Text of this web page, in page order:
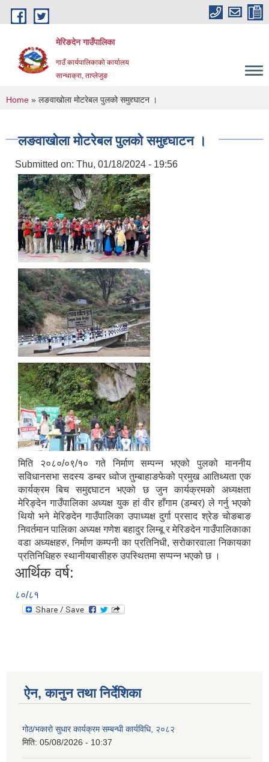
Skip to main content
मेरिङदेन गाउँपालिका
गाउँ कार्यपालिकाको कार्यालय
सान्थाक्रा, ताप्लेजुङ
You are here
Home » लङवाखोला मोटरेबल पुलको समुद्द्घाटन ।
लङवाखोला मोटरेबल पुलको समुद्द्घाटन ।
Submitted on: Thu, 01/18/2024 - 19:56
मिति २०८०/०९/१० गते निर्माण सम्पन्न भएको पुलको माननीय
सविधानसभा सदस्य डम्बर ध्वोज तुम्बाहाङफेको प्रमुख आतिथ्यता एक
कार्यक्रम बिच समुद्दघाटन भएको छ जुन कार्यक्रमको अध्यक्षता
मेरिङ्देन गाउँपालिका अध्यक्ष युक हां वीर हाँगाम (डम्बर) ले गर्नु भएको
थियो भने मेरिङदेन गाउँपालिका उपाध्यक्ष दुर्गा प्रसाद श्रेङ चोङबाङ
निवर्तमान पालिका अध्यक्ष गणेश बहादुर लिम्बू र मेरिङदेन गाउँपालिकाका
वडा अध्यक्षहरु, निर्माण कम्पनी का प्रतिनिधी, सरोकारवाला निकायका
प्रतिनिधिहरु स्थानीयबासीहरु उपस्थितमा सप्पन्न भएको छ ।
आर्थिक वर्ष:
८०/८१
ऐन, कानुन तथा निर्देशिका
गोठ/भकारो सुधार कार्यक्रम सम्बन्धी कार्यविधि, २०८२
मिति: 05/08/2026 - 10:37